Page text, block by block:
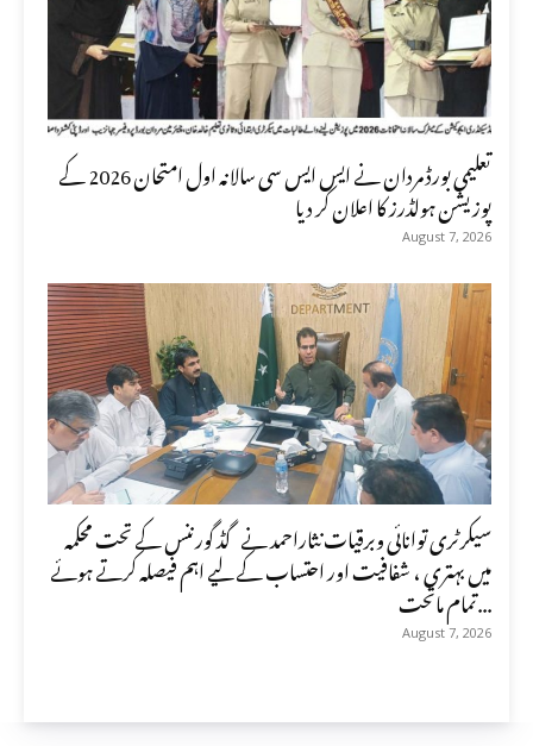
تعلیمی بورڈ مردان نے ایس ایس سی سالانہ اول امتحان 2026 کے
پوزیشن ہولڈرز کا اعلان کر دیا
August 7, 2026
سیکرٹری توانائی وبرقیات نثاراحمد نے گڈ گورننس کے تحت محکمہ
میں بہتری ، شفافیت اور احتساب کے لیے اہم فیصلہ کرتے ہوئے
تمام ماتحت...
August 7, 2026